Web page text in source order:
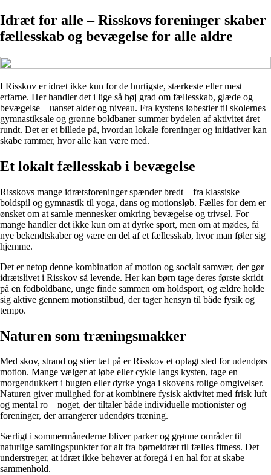
Idræt for alle – Risskovs foreninger skaber
fællesskab og bevægelse for alle aldre
I Risskov er idræt ikke kun for de hurtigste, stærkeste eller mest
erfarne. Her handler det i lige så høj grad om fællesskab, glæde og
bevægelse – uanset alder og niveau. Fra kystens løbestier til skolernes
gymnastiksale og grønne boldbaner summer bydelen af aktivitet året
rundt. Det er et billede på, hvordan lokale foreninger og initiativer kan
skabe rammer, hvor alle kan være med.
Et lokalt fællesskab i bevægelse
Risskovs mange idrætsforeninger spænder bredt – fra klassiske
boldspil og gymnastik til yoga, dans og motionsløb. Fælles for dem er
ønsket om at samle mennesker omkring bevægelse og trivsel. For
mange handler det ikke kun om at dyrke sport, men om at mødes, få
nye bekendtskaber og være en del af et fællesskab, hvor man føler sig
hjemme.
Det er netop denne kombination af motion og socialt samvær, der gør
idrætslivet i Risskov så levende. Her kan børn tage deres første skridt
på en fodboldbane, unge finde sammen om holdsport, og ældre holde
sig aktive gennem motionstilbud, der tager hensyn til både fysik og
tempo.
Naturen som træningsmakker
Med skov, strand og stier tæt på er Risskov et oplagt sted for udendørs
motion. Mange vælger at løbe eller cykle langs kysten, tage en
morgendukkert i bugten eller dyrke yoga i skovens rolige omgivelser.
Naturen giver mulighed for at kombinere fysisk aktivitet med frisk luft
og mental ro – noget, der tiltaler både individuelle motionister og
foreninger, der arrangerer udendørs træning.
Særligt i sommermånederne bliver parker og grønne områder til
naturlige samlingspunkter for alt fra børneidræt til fælles fitness. Det
understreger, at idræt ikke behøver at foregå i en hal for at skabe
sammenhold.